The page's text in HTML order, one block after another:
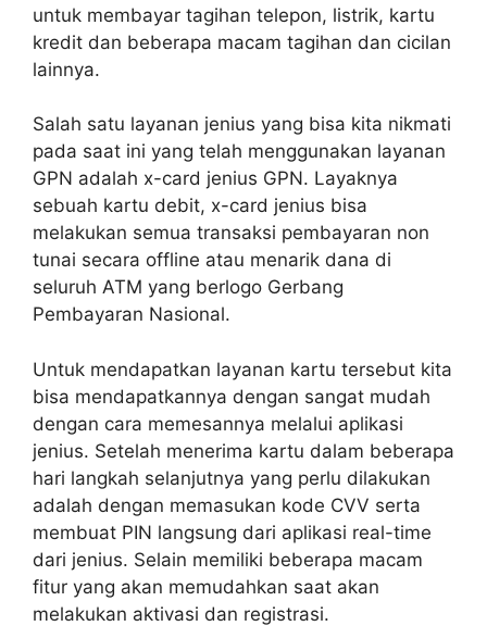
untuk membayar tagihan telepon, listrik, kartu
kredit dan beberapa macam tagihan dan cicilan
lainnya.
Salah satu layanan jenius yang bisa kita nikmati
pada saat ini yang telah menggunakan layanan
GPN adalah x-card jenius GPN. Layaknya
sebuah kartu debit, x-card jenius bisa
melakukan semua transaksi pembayaran non
tunai secara offline atau menarik dana di
seluruh ATM yang berlogo Gerbang
Pembayaran Nasional.
Untuk mendapatkan layanan kartu tersebut kita
bisa mendapatkannya dengan sangat mudah
dengan cara memesannya melalui aplikasi
jenius. Setelah menerima kartu dalam beberapa
hari langkah selanjutnya yang perlu dilakukan
adalah dengan memasukan kode CVV serta
membuat PIN langsung dari aplikasi real-time
dari jenius. Selain memiliki beberapa macam
fitur yang akan memudahkan saat akan
melakukan aktivasi dan registrasi.